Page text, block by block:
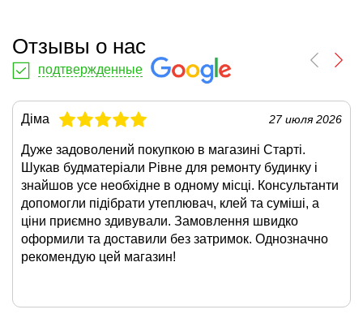
Отзывы о нас
подтвержденные
Діма 27 июля 2026
Дуже задоволений покупкою в магазині Старті.
Шукав будматеріали Рівне для ремонту будинку і
знайшов усе необхідне в одному місці. Консультанти
допомогли підібрати утеплювач, клей та суміші, а
ціни приємно здивували. Замовлення швидко
оформили та доставили без затримок. Однозначно
рекомендую цей магазин!